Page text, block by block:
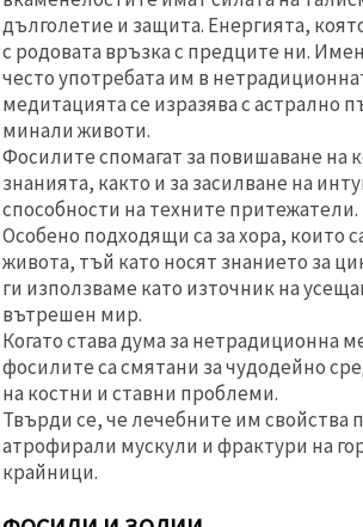
дълголетие и защита. Енергията,
с родовата връзка с предците ни.
често употребата им в
медитацията се изразява с астрално
минали животи.
Фосилите спомагат за повишаване на
знанията, както и за засилване на
способности на техните притежатели.
Особено подходящи са за хора, които
живота, тъй като носят знанието за
ги използваме като източник на
вътрешен мир.
Когато става дума за нетрадиционна
фосилите са смятани за чудодейно
на костни и ставни проблеми.
Твърди се, че лечебните им свойства
атрофирали мускули и фрактури на
крайници.